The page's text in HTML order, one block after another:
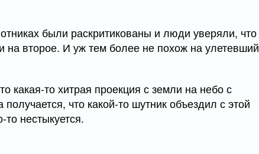
были раскритикованы и люди уверяли, что
на второе. И уж тем более не похож на улетевший
какая-то хитрая проекция с земли на небо с
что какой-то шутник объездил с этой
нестыкуется.